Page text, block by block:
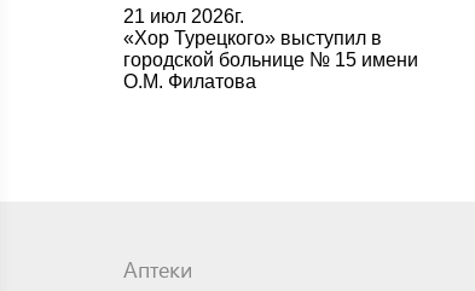
21 июл 2026г.
«Хор Турецкого» выступил в
городской больнице № 15 имени
О.М. Филатова
Аптеки